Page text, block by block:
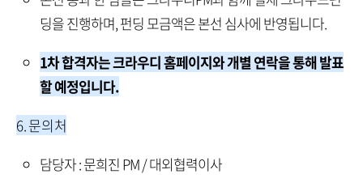
딩을 진행하며, 펀딩 모금액은 본선 심사에 반영됩니다.
1차 합격자는 크라우디 홈페이지와 개별 연락을 통해 발표
할 예정입니다.
6. 문의처
담당자 : 문희진 PM / 대외협력이사